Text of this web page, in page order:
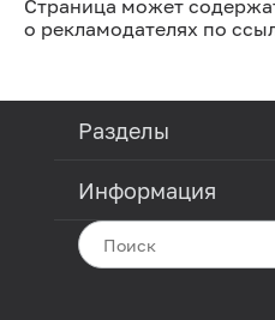
Страница может
о рекламодателях по
Разделы
Информация